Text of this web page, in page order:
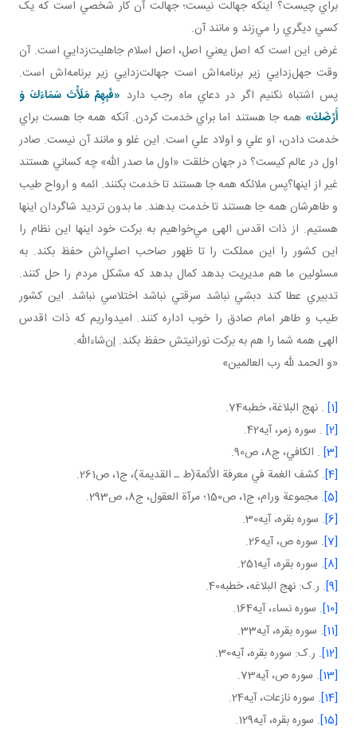
براي چيست؟ اينکه جهالت نيست؛ جهالت آن کار شخصي است که يک
کسي ديگري را مي‌زند و مانند آن.
غرض اين است که اصل يعني اصل، اصل اسلام جاهليت‌زدايي است. آن
وقت جهل‌زدايي زير برنامه‌اش است جهالت‌زدايي زير برنامه‌اش است.
پس اشتباه نکنيم اگر در دعاي ماه رجب دارد «فَبِهِمْ مَلَأْتَ سَمَاءَكَ وَ
أَرْضَكَ» همه جا هستند اما براي خدمت کردن. آنکه همه جا هست براي
خدمت‌ دادن، او علي و اولاد علي است. اين غلو و مانند آن نيست. صادر
اول در عالم کيست؟ در جهان خلقت «اول ما صدر الله» چه کساني هستند
غير از اينها؟پس ملائکه همه جا هستند تا خدمت بکنند. ائمه و ارواح طيب
و طاهرشان همه جا هستند تا خدمت بدهند. ما بدون ترديد شاگردان اينها
هستيم. از ذات اقدس الهی مي‌خواهيم به برکت خود اينها اين نظام را
اين کشور را اين مملکت را تا ظهور صاحب اصلي‌اش حفظ بکند. به
مسئولين ما هم مديريت بدهد کمال بدهد که مشکل مردم را حل کنند.
تدبيري عطا کند دبشي نباشد سرقتي نباشد اختلاسي نباشد. اين کشور
طيب و طاهر امام صادق را خوب اداره کنند. اميدواريم که ذات اقدس
الهی همه شما را هم به برکت نورانيتش حفظ بکند. إن‌شاءالله.
«و الحمد لله رب العالمين»
[1] . نهج البلاغة، خطبه74.
[2]
. سوره زمر، آيه42.
[3]
. الكافي، ج8، ص90.
[4] . كشف الغمة في معرفة الأئمة(ط ـ القديمة)، ج‏1، ص261.
[5] . مجموعة ورام، ج‏1، ص150؛ مرآة العقول، ج8، ص293.
[6] . سوره بقره، آيه30.
[7] . سوره ص، آيه26.
[8] . سوره بقره، آيه251.
[9] . ر.ک: نهج البلاغه، خطبه40.
[10]
. سوره نساء، آيه164.
[11]
. سوره بقره، آيه33.
[12]
. ر.ک: سوره بقره، آيه30.
[13]
. سوره ص، آيه73.
[14]
. سوره نازعات، آيه24.
[15]
. سوره بقره، آيه129.